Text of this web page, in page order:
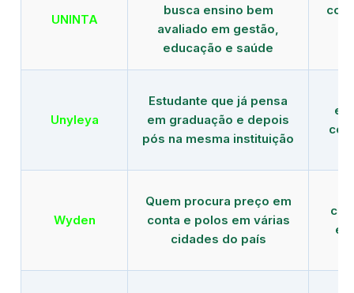
UNINTA
busca ensino bem
avaliado em gestão,
educação e saúde
Unyleya
Estudante que já pensa
em graduação e depois
pós na mesma instituição
Wyden
Quem procura preço em
conta e polos em várias
cidades do país